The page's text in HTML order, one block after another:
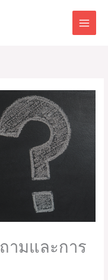
ามและการ